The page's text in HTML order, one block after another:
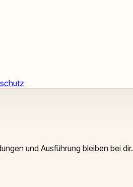
und Ausführung bleiben bei dir.